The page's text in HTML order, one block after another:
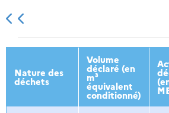
2013 2014
Nature des
déchets
Volume
déclaré (en
m³
équivalent
conditionné)